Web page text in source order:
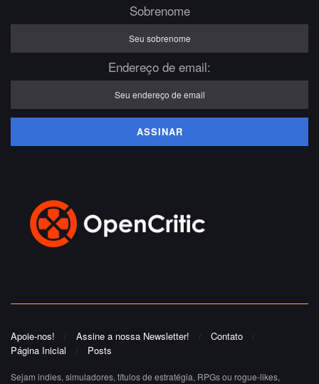
Sobrenome
Endereço de email:
Apoie-nos! Assine a nossa Newsletter!
Contato
Página Inicial
Posts
Sejam indies, simuladores, títulos de estratégia, RPGs ou rogue-likes,